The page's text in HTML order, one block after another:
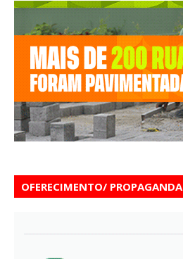
OFERECIMENTO/ PROPAGANDA